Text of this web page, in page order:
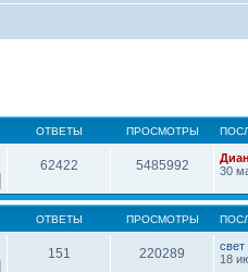
ОТВЕТЫ ПРОСМОТРЫ
62422 5485992
30
ОТВЕТЫ ПРОСМОТРЫ
151 220289
свет
18